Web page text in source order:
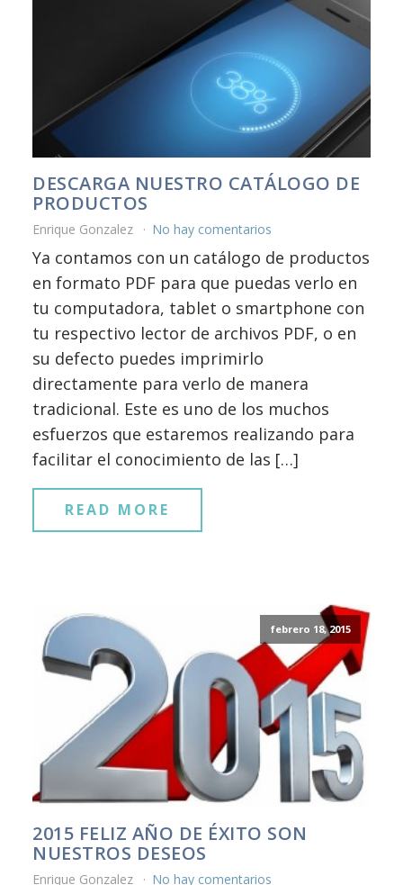
DESCARGA NUESTRO CATÁLOGO DE
PRODUCTOS
Enrique Gonzalez No hay comentarios
Ya contamos con un catálogo de productos
en formato PDF para que puedas verlo en
tu computadora, tablet o smartphone con
tu respectivo lector de archivos PDF, o en
su defecto puedes imprimirlo
directamente para verlo de manera
tradicional. Este es uno de los muchos
esfuerzos que estaremos realizando para
facilitar el conocimiento de las […]
READ MORE
febrero 18, 2015
2015 FELIZ AÑO DE ÉXITO SON
NUESTROS DESEOS
Enrique Gonzalez No hay comentarios